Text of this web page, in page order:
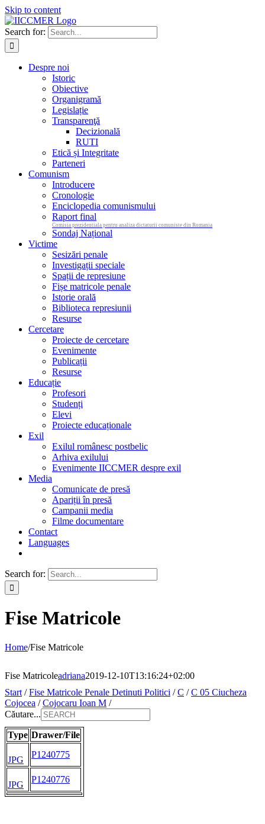
Skip to content
Search for:
Despre noi
Istoric
Obiective
Organigramă
Legislație
Transparenţă
Decizională
RUTI
Etică și Integritate
Parteneri
Comunism
Introducere
Cronologie
Enciclopedia comunismului
Raport final
Comisia prezidentiala pentru analiza dictaturii comuniste din Romania
Sondaj Național
Victime
Sesizări penale
Investigații speciale
Spații de represiune
Fișe matricole penale
Istorie orală
Biblioteca represiunii
Resurse
Cercetare
Proiecte de cercetare
Evenimente
Publicații
Resurse
Educație
Profesori
Studenți
Elevi
Proiecte educaționale
Exil
Exilul românesc postbelic
Arhiva exilului
Evenimente IICCMER despre exil
Media
Comunicate de presă
Apariții în presă
Campanii media
Filme documentare
Contact
Languages
Search for:
Fise Matricole
Home/Fise Matricole
Fise Matricoleadriana2019-12-10T13:16:24+02:00
Start /Fise Matricole Penale Detinuti Politici /C /C 05 Ciucheza
Cojocea /Cojocaru Ioan M /
Căutare...
Type Drawer/File
JPG
P1240775
JPG
P1240776